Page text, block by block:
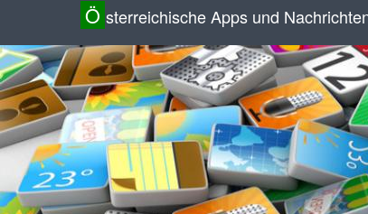
Ö sterreichische Apps und